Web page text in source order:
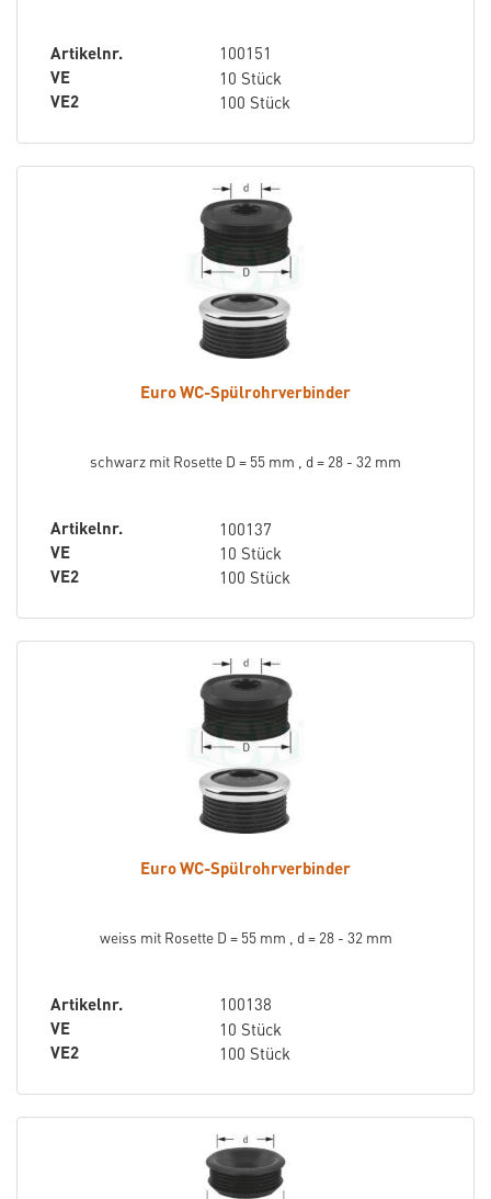
Artikelnr.
100151
VE
10 Stück
VE2
100 Stück
Euro WC-Spülrohrverbinder
schwarz mit Rosette D = 55 mm , d = 28 - 32 mm
Artikelnr.
100137
VE
10 Stück
VE2
100 Stück
Euro WC-Spülrohrverbinder
weiss mit Rosette D = 55 mm , d = 28 - 32 mm
Artikelnr.
100138
VE
10 Stück
VE2
100 Stück